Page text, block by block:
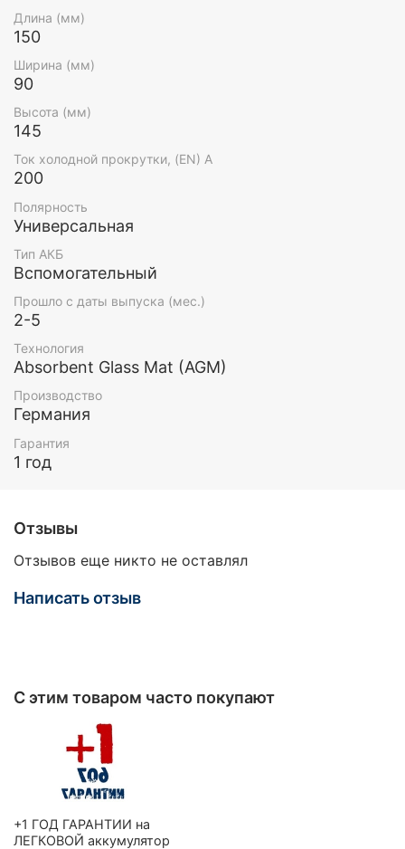
Длина (мм)
150
Ширина (мм)
90
Высота (мм)
145
Ток холодной прокрутки, (EN) А
200
Полярность
Универсальная
Тип АКБ
Вспомогательный
Прошло с даты выпуска (мес.)
2-5
Технология
Absorbent Glass Mat (AGM)
Производство
Германия
Гарантия
1 год
Отзывы
Отзывов еще никто не оставлял
Написать отзыв
С этим товаром часто покупают
+1 ГОД ГАРАНТИИ на
ЛЕГКОВОЙ аккумулятор